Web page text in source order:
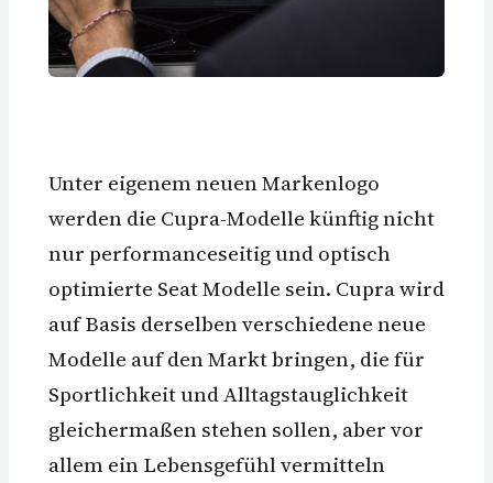
Unter eigenem neuen Markenlogo
werden die Cupra-Modelle künftig nicht
nur performanceseitig und optisch
optimierte Seat Modelle sein. Cupra wird
auf Basis derselben verschiedene neue
Modelle auf den Markt bringen, die für
Sportlichkeit und Alltagstauglichkeit
gleichermaßen stehen sollen, aber vor
allem ein Lebensgefühl vermitteln